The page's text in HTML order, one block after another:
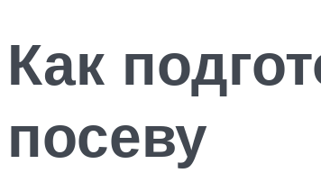
Как
посеву